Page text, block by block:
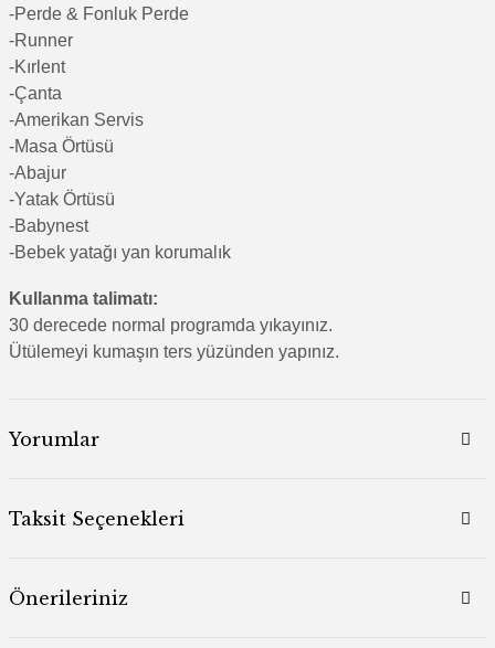
-Perde & Fonluk Perde
-Runner
-Kırlent
-Çanta
-Amerikan Servis
-Masa Örtüsü
-Abajur
-Yatak Örtüsü
-Babynest
-Bebek yatağı yan korumalık
Kullanma talimatı:
30 derecede normal programda yıkayınız.
Ütülemeyi kumaşın ters yüzünden yapınız.
Yorumlar
Taksit Seçenekleri
Önerileriniz